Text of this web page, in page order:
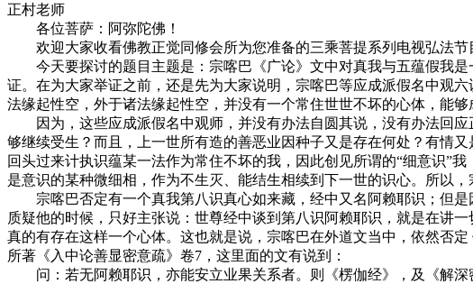
正村老师
各位菩萨：阿弥陀佛！
欢迎大家收看佛教正觉同修会所为您准备的三乘菩提系列电视弘法节
今天要探讨的题目主题是：宗喀巴《广论》文中对真我与五蕴假我是
证。在为大家举证之前，还是先为大家说明，宗喀巴等应成派假名中观
法缘起性空，外于诸法缘起性空，并没有一个常住世世不坏的心体，能
因为，这些应成派假名中观师，并没有办法自圆其说，没有办法回应
够继续受生？而且，上一世所有造的善恶业因种子又是存在何处？有情
回头过来计执识蕴某一法作为常住不坏的我，因此创见所谓的“细意识”
是意识的某种微细相，作为不生灭、能结生相续到下一世的识心。所以
宗喀巴否定有一个真我第八识真心如来藏，经中又名阿赖耶识；但是
质疑他的时候，只好主张说：世尊经中谈到第八识阿赖耶识，就是在讲
真的有存在这样一个心体。这也就是说，宗喀巴在外道文当中，依然否
所著《入中论善显密意疏》卷7，这里面的文有说到：
问：若无阿赖耶识，亦能安立业果关系者。则《楞伽经》，及《解深